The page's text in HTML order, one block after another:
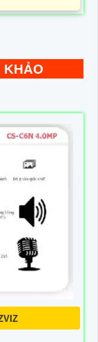
KHẢO